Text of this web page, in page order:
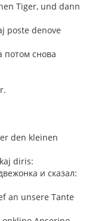
Tiger, und dann
poste denove
потом снова
den kleinen
diris:
и сказал:
an unsere Tante